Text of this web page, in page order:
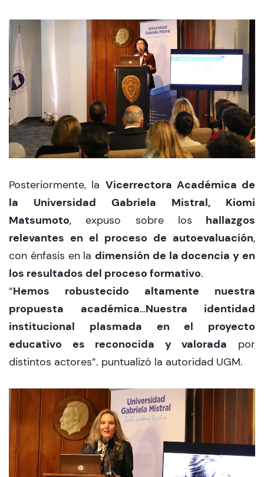
Posteriormente, la Vicerrectora Académica de
la Universidad Gabriela Mistral, Kiomi
Matsumoto, expuso sobre los hallazgos
relevantes en el proceso de autoevaluación,
con énfasis en la dimensión de la docencia y en
los resultados del proceso formativo.
“Hemos robustecido altamente nuestra
propuesta académica…Nuestra identidad
institucional plasmada en el proyecto
educativo es reconocida y valorada por
distintos actores”. puntualizó la autoridad UGM.